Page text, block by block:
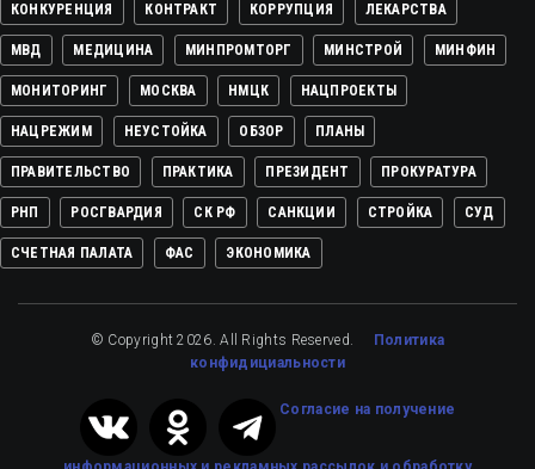
КОНКУРЕНЦИЯ КОНТРАКТ КОРРУПЦИЯ ЛЕКАРСТВА
МВД МЕДИЦИНА МИНПРОМТОРГ МИНСТРОЙ МИНФИН
МОНИТОРИНГ МОСКВА НМЦК НАЦПРОЕКТЫ
НАЦРЕЖИМ НЕУСТОЙКА ОБЗОР ПЛАНЫ
ПРАВИТЕЛЬСТВО ПРАКТИКА ПРЕЗИДЕНТ ПРОКУРАТУРА
РНП РОСГВАРДИЯ СК РФ САНКЦИИ СТРОЙКА СУД
СЧЕТНАЯ ПАЛАТА ФАС ЭКОНОМИКА
© Copyright 2026. All Rights Reserved.
Политика
конфидициальности
Cогласие на получение